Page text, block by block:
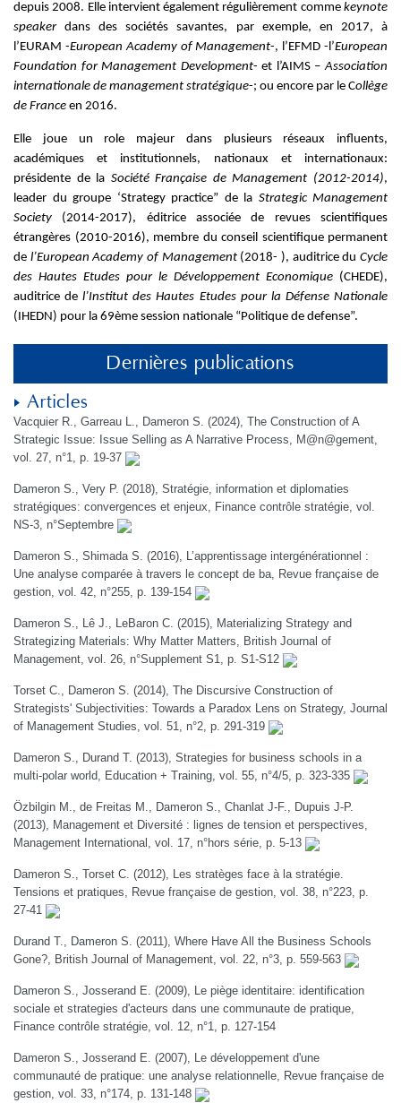
depuis 2008. Elle intervient également régulièrement comme keynote
speakerdans des sociétés savantes, par exemple, en 2017, à
l’EURAM -European Academy of Management-, l’EFMD -l’European
Foundation for Management Development- et l’AIMS –Association
internationale de management stratégique-; ou encore par le Collège
de France en 2016.
Elle joue un role majeur dans plusieurs réseaux influents,
académiques et institutionnels, nationaux et internationaux:
présidente de la Société Française de Management (2012-2014),
leader du groupe ‘Strategy practice” de la Strategic Management
Society (2014-2017), éditrice associée de revues scientifiques
étrangères (2010-2016), membre du conseil scientifique permanent
de l’European Academy of Management(2018- ), auditrice duCycle
des Hautes Etudes pour le Développement Economique (CHEDE),
auditrice del’Institut des Hautes Etudes pour la Défense Nationale
(IHEDN) pour la 69ème session nationale “Politique de defense”.
Dernières publications
Articles
Vacquier R., Garreau L., Dameron S. (2024), The Construction of A
Strategic Issue: Issue Selling as A Narrative Process, M@n@gement,
vol. 27, n°1, p. 19-37
Dameron S., Very P. (2018), Stratégie, information et diplomaties
stratégiques: convergences et enjeux, Finance contrôle stratégie, vol.
NS-3, n°Septembre
Dameron S., Shimada S. (2016), L’apprentissage intergénérationnel :
Une analyse comparée à travers le concept de ba, Revue française de
gestion, vol. 42, n°255, p. 139-154
Dameron S., Lê J., LeBaron C. (2015), Materializing Strategy and
Strategizing Materials: Why Matter Matters, British Journal of
Management, vol. 26, n°Supplement S1, p. S1-S12
Torset C., Dameron S. (2014), The Discursive Construction of
Strategists' Subjectivities: Towards a Paradox Lens on Strategy, Journal
of Management Studies, vol. 51, n°2, p. 291-319
Dameron S., Durand T. (2013), Strategies for business schools in a
multi-polar world, Education + Training, vol. 55, n°4/5, p. 323-335
Özbilgin M., de Freitas M., Dameron S., Chanlat J-F., Dupuis J-P.
(2013), Management et Diversité : lignes de tension et perspectives,
Management International, vol. 17, n°hors série, p. 5-13
Dameron S., Torset C. (2012), Les stratèges face à la stratégie.
Tensions et pratiques, Revue française de gestion, vol. 38, n°223, p.
27-41
Durand T., Dameron S. (2011), Where Have All the Business Schools
Gone?, British Journal of Management, vol. 22, n°3, p. 559-563
Dameron S., Josserand E. (2009), Le piège identitaire: identification
sociale et strategies d'acteurs dans une communaute de pratique,
Finance contrôle stratégie, vol. 12, n°1, p. 127-154
Dameron S., Josserand E. (2007), Le développement d'une
communauté de pratique: une analyse relationnelle, Revue française de
gestion, vol. 33, n°174, p. 131-148